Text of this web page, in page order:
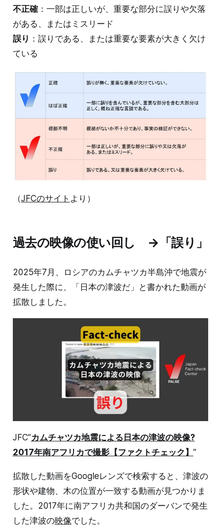
不正確：一部は正しいが、重要な部分に誤りや欠落
がある、またはミスリード
誤り ：誤りである、または重要な要素が大きく欠け
ている
（JFCのサイト より）
過去の映像の使い回し →「誤り」
2025年7月、ロシアのカムチャツカ半島沖で地震が
発生した際に、「日本の津波だ」と書かれた動画が
拡散しました。
JFC”カムチャツカ地震による日本の津波の映像?
2017年南アフリカで撮影【ファクトチェック】 ”
拡散した動画をGoogleレンズで検索すると、津波の
形状や建物、木の位置が一致する動画が見つかりま
した。2017年に南アフリカ共和国のダーバンで発生
した津波の映像でした。